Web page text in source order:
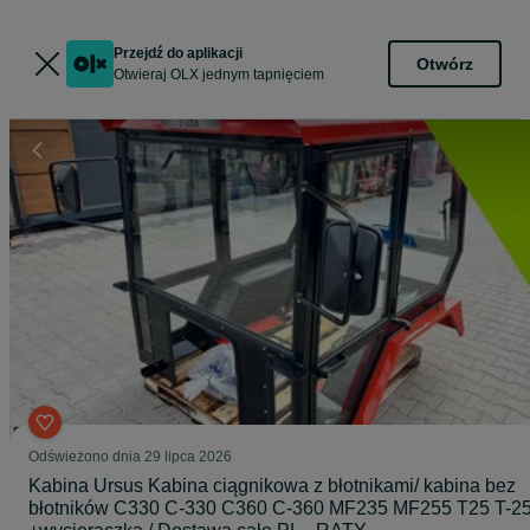
Przejdź do aplikacji
Otwieraj OLX jednym tapnięciem
Otwórz
Odświeżono dnia 29 lipca 2026
Kabina Ursus Kabina ciągnikowa z błotnikami/ kabina bez
błotników C330 C-330 C360 C-360 MF235 MF255 T25 T-